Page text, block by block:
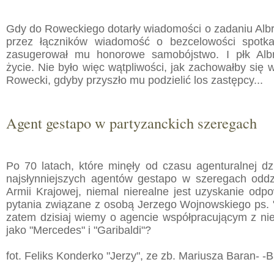
Gdy do Roweckiego dotarły wiadomości o zadaniu
przez łączników wiadomość o bezcelowości
zasugerował mu honorowe samobójstwo. I płk
życie. Nie było więc wątpliwości, jak zachowałby się
Rowecki, gdyby przyszło mu podzielić los zastępcy...
Agent gestapo w partyzanckich szeregach
Po 70 latach, które minęły od czasu agenturalnej
najsłynniejszych agentów gestapo w szeregach
Armii Krajowej, niemal nierealne jest uzyskanie
pytania związane z osobą Jerzego Wojnowskiego ps.
zatem dzisiaj wiemy o agencie współpracującym z
jako "Mercedes" i "Garibaldi"?
fot. Feliks Konderko "Jerzy", ze zb. Mariusza Baran- -